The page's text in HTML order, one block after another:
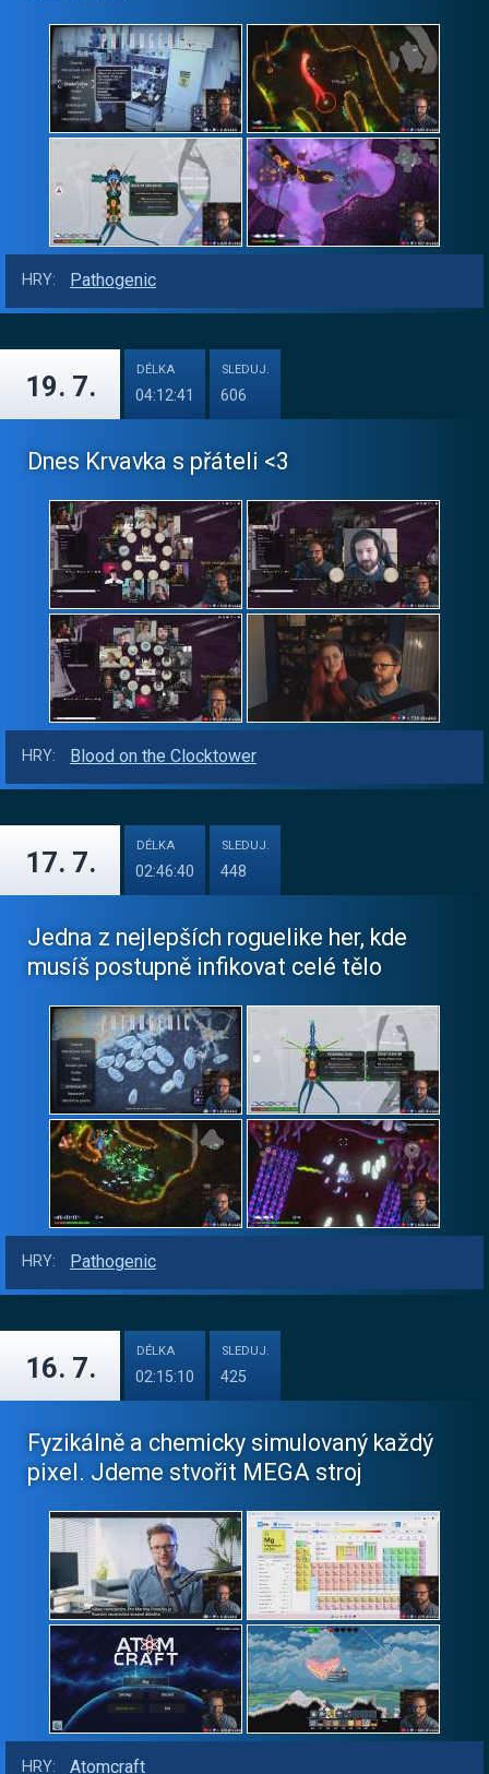
HRY: Pathogenic
19. 7.
DÉLKA
04:12:41
SLEDUJ.
606
Dnes Krvavka s přáteli <3
HRY: Blood on the Clocktower
17. 7.
DÉLKA
02:46:40
SLEDUJ.
448
Jedna z nejlepších roguelike her, kde
musíš postupně infikovat celé tělo
HRY: Pathogenic
16. 7.
DÉLKA
02:15:10
SLEDUJ.
425
Fyzikálně a chemicky simulovaný každý
pixel. Jdeme stvořit MEGA stroj
HRY: Atomcraft